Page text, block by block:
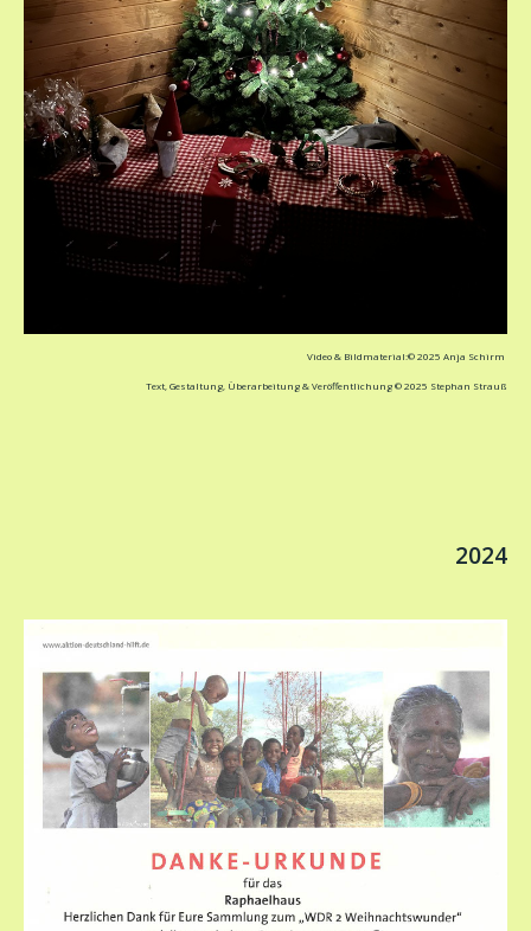
Video & Bildmaterial:© 2025 Anja Schirm
Text, Gestaltung, Überarbeitung & Veröffentlichung © 2025 Stephan Strauß
2024